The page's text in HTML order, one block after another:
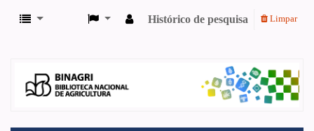
Histórico de pesquisa Limpar